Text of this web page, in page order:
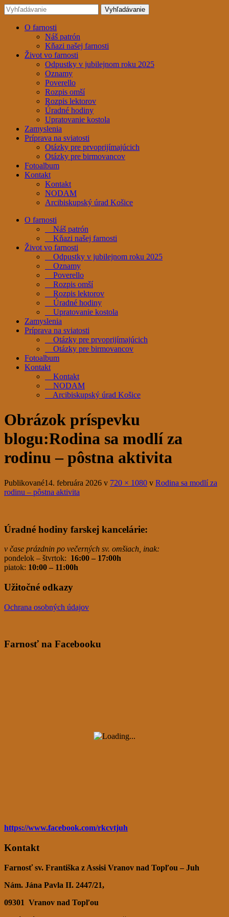
O farnosti
Náš patrón
Kňazi našej farnosti
Život vo farnosti
Odpustky v jubilejnom roku 2025
Oznamy
Poverello
Rozpis omší
Rozpis lektorov
Úradné hodiny
Upratovanie kostola
Zamyslenia
Príprava na sviatosti
Otázky pre prvoprijímajúcich
Otázky pre birmovancov
Fotoalbum
Kontakt
Kontakt
NODAM
Arcibiskupský úrad Košice
O farnosti
Náš patrón
Kňazi našej farnosti
Život vo farnosti
Odpustky v jubilejnom roku 2025
Oznamy
Poverello
Rozpis omší
Rozpis lektorov
Úradné hodiny
Upratovanie kostola
Zamyslenia
Príprava na sviatosti
Otázky pre prvoprijímajúcich
Otázky pre birmovancov
Fotoalbum
Kontakt
Kontakt
NODAM
Arcibiskupský úrad Košice
Obrázok príspevku
blogu:Rodina sa modlí za
rodinu – pôstna aktivita
Publikované14. februára 2026 v 720 × 1080 v Rodina sa modlí za
rodinu – pôstna aktivita
Úradné hodiny farskej kancelárie:
v čase prázdnin po večerných sv. omšiach, inak:
pondelok – štvrtok: 16:00 – 17:00h
piatok: 10:00 – 11:00h
Užitočné odkazy
Ochrana osobných údajov
Farnosť na Facebooku
https://www.facebook.com/rkcvtjuh
Kontakt
Farnosť sv. Františka z Assisi Vranov nad Topľou – Juh
Nám. Jána Pavla II. 2447/21,
09301 Vranov nad Topľou